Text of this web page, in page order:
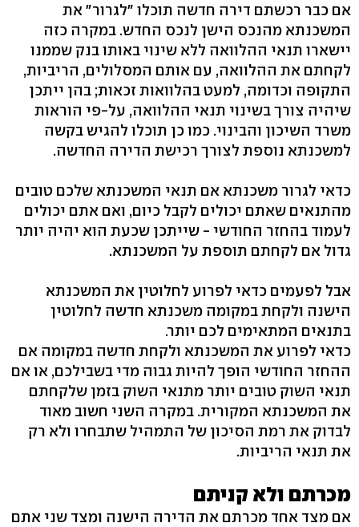
אם כבר רכשתם דירה חדשה תוכלו "לגרור" את
המשכנתא מהנכס הישן לנכס החדש. במקרה כזה
יישארו תנאי ההלוואה ללא שינוי באותו בנק שממנו
לקחתם את ההלוואה, עם אותם המסלולים, הריביות,
התקופה וכדומה, למעט בהלוואות זכאות; בהן ייתכן
שיהיה צורך בשינוי תנאי ההלוואה, על-פי הוראות
משרד השיכון והבינוי. כמו כן תוכלו להגיש בקשה
למשכנתא נוספת לצורך רכישת הדירה החדשה.
כדאי לגרור משכנתא אם תנאי המשכנתא שלכם טובים
מהתנאים שאתם יכולים לקבל כיום, ואם אתם יכולים
לעמוד בהחזר החודשי - שייתכן שכעת הוא יהיה יותר
גדול אם לקחתם תוספת על המשכנתא.
אבל לפעמים כדאי לפרוע לחלוטין את המשכנתא
הישנה ולקחת במקומה משכנתא חדשה לחלוטין
בתנאים המתאימים לכם יותר.
כדאי לפרוע את המשכנתא ולקחת חדשה במקומה אם
ההחזר החודשי הופך להיות גבוה מדי בשבילכם, או אם
תנאי השוק טובים יותר מתנאי השוק בזמן שלקחתם
את המשכנתא המקורית. במקרה השני חשוב מאוד
לבדוק את רמת הסיכון של התמהיל שתבחרו ולא רק
את תנאי הריביות.
מכרתם ולא קניתם
אם מצד אחד מכרתם את הדירה הישנה ומצד שני אתם